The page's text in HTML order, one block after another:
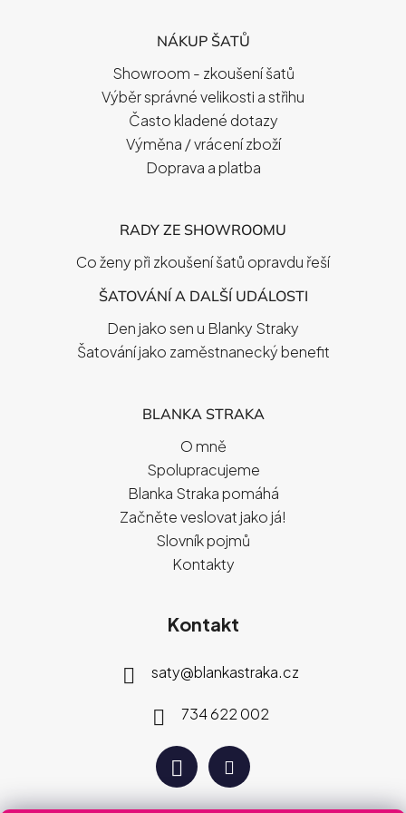
NÁKUP ŠATŮ
Showroom - zkoušení šatů
Výběr správné velikosti a střihu
Často kladené dotazy
Výměna / vrácení zboží
Doprava a platba
RADY ZE SHOWROOMU
Co ženy při zkoušení šatů opravdu řeší
ŠATOVÁNÍ A DALŠÍ UDÁLOSTI
Den jako sen u Blanky Straky
Šatování jako zaměstnanecký benefit
BLANKA STRAKA
O mně
Spolupracujeme
Blanka Straka pomáhá
Začněte veslovat jako já!
Slovník pojmů
Kontakty
Kontakt
saty@blankastraka.cz
734 622 002